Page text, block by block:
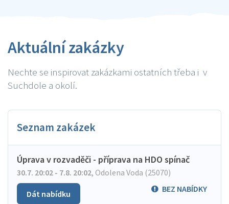
Aktuální zakázky
Nechte se inspirovat zakázkami ostatních třeba i v
Suchdole a okolí.
Seznam zakázek
Úprava v rozvaděči - příprava na HDO spínač
30.7. 20:02 - 7.8. 20:02, Odolena Voda (25070)
BEZ NABÍDKY
Dát nabídku